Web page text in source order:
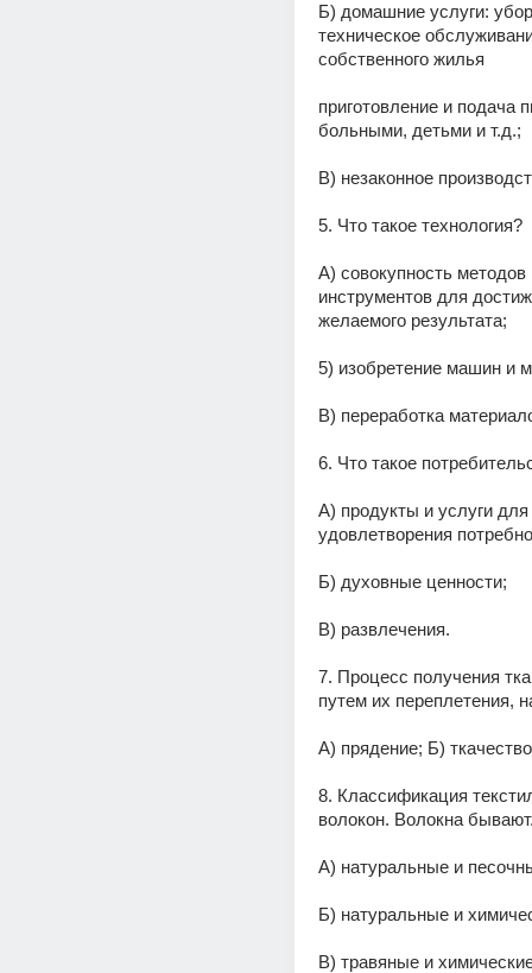
Б) домашние услуги:
техническое
собственного жилья
приготовление и подача
больными, детьми и т.д.;
В) незаконное
5. Что такое технология?
А) совокупность методов
инструментов для
желаемого результата;
5) изобретение машин и
В) переработка
6. Что такое
А) продукты и услуги для
удовлетворения
Б) духовные ценности;
В) развлечения.
7. Процесс получения
путем их переплетения,
А) прядение; Б)
8. Классификация
волокон. Волокна
А) натуральные и
Б) натуральные и
В) травяные и